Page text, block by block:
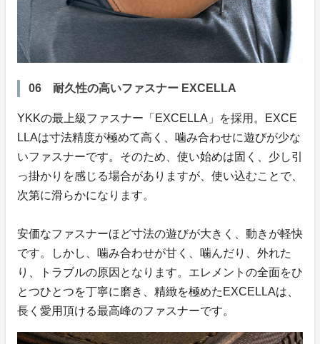
06 耐久性の高いファスナー EXCELLA
YKKの最上級ファスナー「EXCELLA」を採用。EXCE
LLAは寸法精度が極めて高く、噛み合わせに遊びが少な
いファスナーです。そのため、使い始めは固く、少し引
っ掛かりを感じる場合がありますが、使い込むことで、
次第に滑らかになります。
安価なファスナーほど寸法の遊びが大きく、動きが軽快
です。しかし、噛み合わせが甘く、噛んだり、外れた
り、トラブルの原因となります。エレメントの全面をひ
とつひとつを丁寧に磨き、精緻を極めたEXCELLAは、
長く愛用頂ける最高峰のファスナーです。